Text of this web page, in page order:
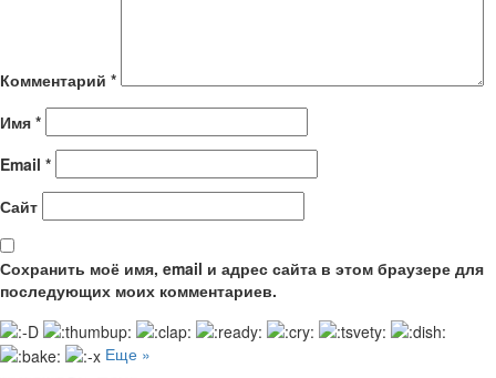
Комментарий *
Имя *
Email *
Сайт
Сохранить моё имя, email и адрес сайта в этом браузере для
последующих моих комментариев.
Еще »